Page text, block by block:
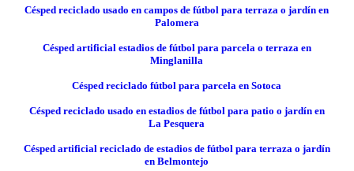
Césped reciclado usado en campos de fútbol para terraza o jardín en
Palomera
Césped artificial estadios de fútbol para parcela o terraza en
Minglanilla
Césped reciclado fútbol para parcela en Sotoca
Césped reciclado usado en estadios de fútbol para patio o jardín en
La Pesquera
Césped artificial reciclado de estadios de fútbol para terraza o jardín
en Belmontejo